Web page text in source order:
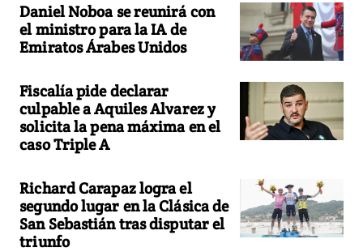
Daniel Noboa se reunirá con
el ministro para la IA de
Emiratos Árabes Unidos
Fiscalía pide declarar
culpable a Aquiles Alvarez y
solicita la pena máxima en el
caso Triple A
Richard Carapaz logra el
segundo lugar en la Clásica de
San Sebastián tras disputar el
triunfo